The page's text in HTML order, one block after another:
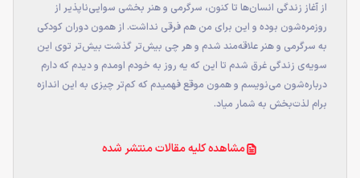
از آغاز زندگی انسان‌ها تا کنون، سرگرمی و هنر بخشی سوایی‌ناپذیر از
روزمره‌شون بوده و این برای من هم فرقی نداشت. از همون دوران کودکی
به سرگرمی و هنر علاقه‌مند شدم و هر چی بیش‌تر گذشت بیش‌تر توی این
سویه‌ی زندگی غرق شدم تا این که یه روز به خودم اومدم و دیدم که دارم
درباره‌شون می‌نویسم و همون موقع فهمیدم که کم‌تر چیزی به این اندازه
برام لذت‌بخش به شمار میاد.
مشاهده کلیه مقالات منتشر شده